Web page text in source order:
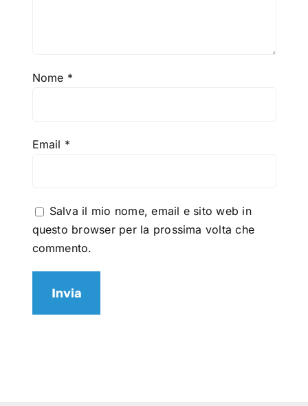
Nome *
Email *
Salva il mio nome, email e sito web in
questo browser per la prossima volta che
commento.